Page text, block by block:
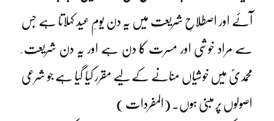
آئے اور اصطلاحِ شریعت میں یہ دن یومِ عید کہلاتا ہے جس
سے مراد خوشی اور مسرت کا دن ہے اور یہ دن شریعت ِ
محمدیؐ میں خوشیاں منانے کے لیے مقرر کیا گیا ہے جو شرعی
اصولوں پر مبنی ہوں۔ (المفردات )